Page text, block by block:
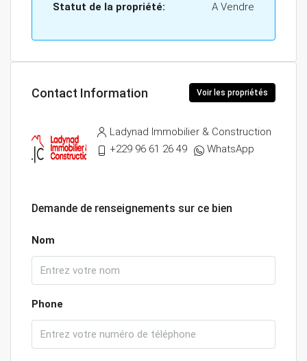
Statut de la propriété:
A Vendre
Contact Information Voir les propriétés
Ladynad Immobilier & Construction
+229 96 61 26 49
WhatsApp
Demande de renseignements sur ce bien
Nom
Phone